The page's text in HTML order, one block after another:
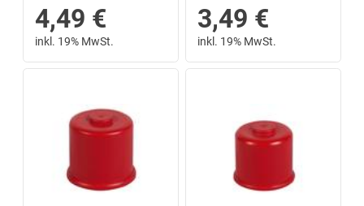
4,49 €
inkl. 19% MwSt.
3,49 €
inkl. 19% MwSt.